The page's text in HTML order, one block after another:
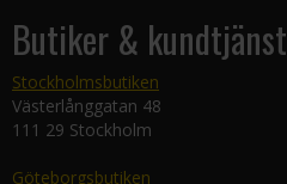
Butiker & kundtjänst
Stockholmsbutiken
Västerlånggatan 48
111 29 Stockholm
Göteborgsbutiken